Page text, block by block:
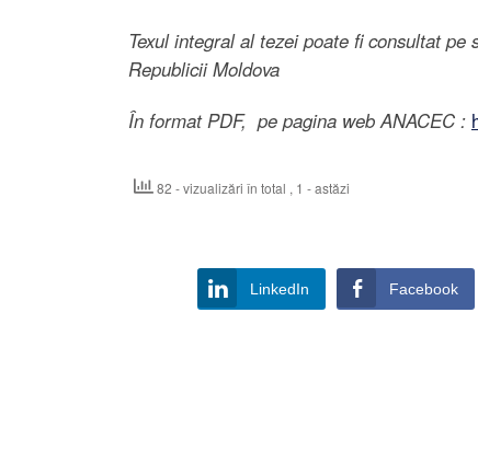
Texul integral al tezei poate fi consultat
Republicii Moldova
În format PDF, pe pagina web ANACEC :
82 - vizualizări în total , 1 - astăzi
LinkedIn Facebook